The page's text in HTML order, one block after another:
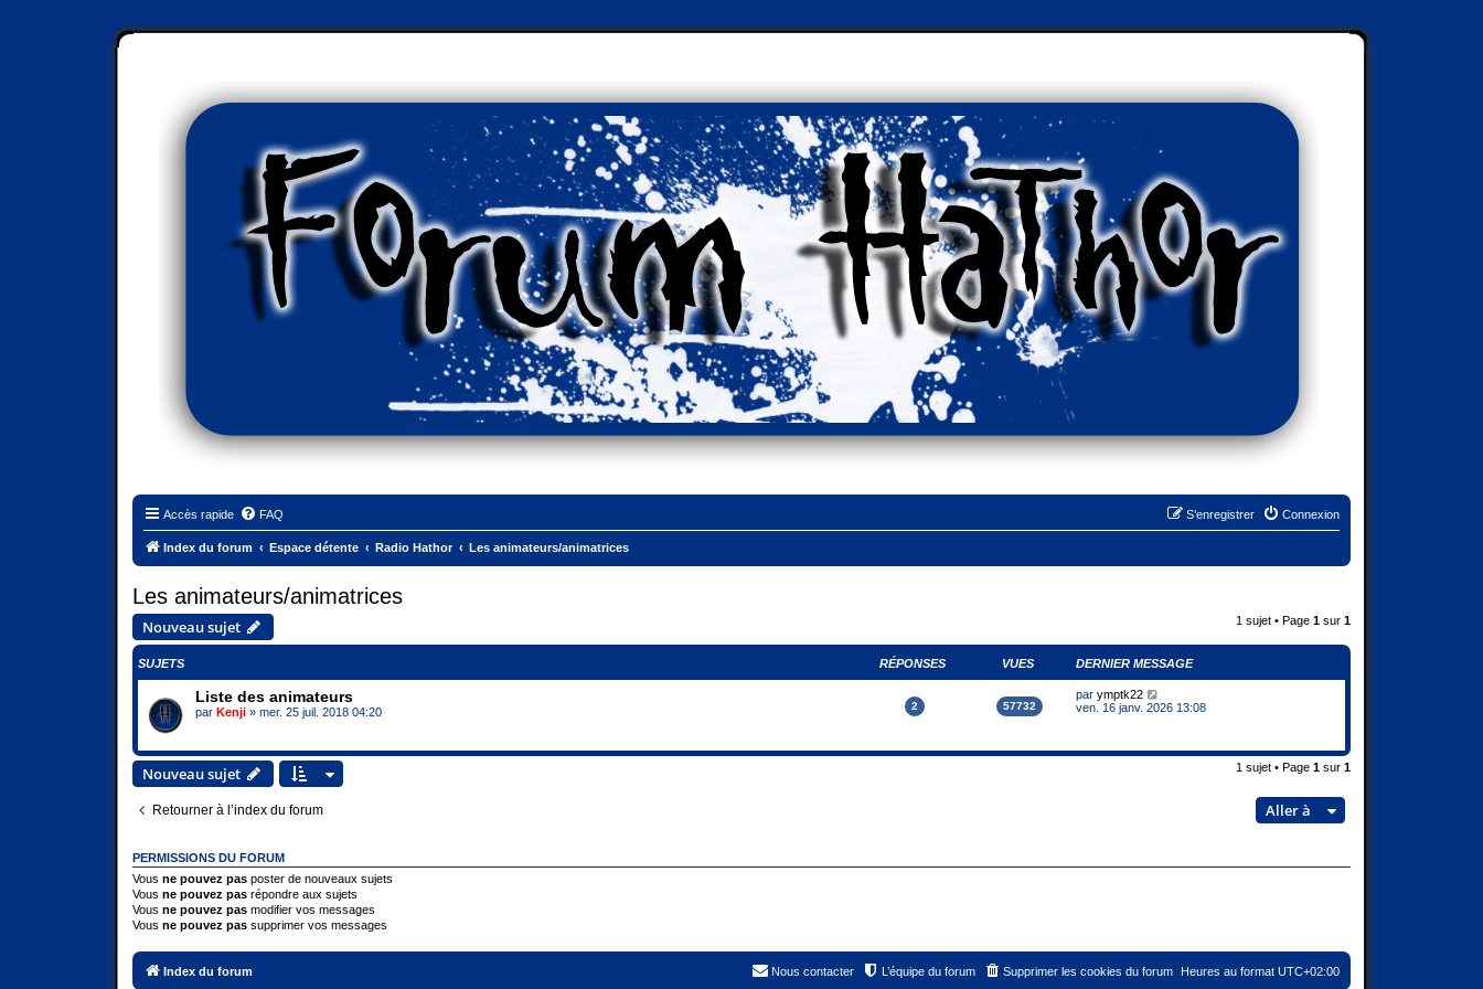
Accès rapide FAQ Connexion
S’enregistrer
Index du forum Espace détente Radio Hathor Les animateurs/animatrices
Les animateurs/animatrices
Nouveau sujet 1 sujet • Page 1 sur 1
SUJETS RÉPONSES VUES DERNIER MESSAGE
Liste des animateurs
par Kenji » mer. 25 juil. 2018 04:20 2 57732
par ymptk22
ven. 16 janv. 2026 13:08
Nouveau sujet 1 sujet • Page 1 sur 1
Retourner à l’index du forum Aller à
PERMISSIONS DU FORUM
Vous ne pouvez pas poster de nouveaux sujets
Vous ne pouvez pas répondre aux sujets
Vous ne pouvez pas modifier vos messages
Vous ne pouvez pas supprimer vos messages
Index du forum Heures au format UTC+02:00
Supprimer les cookies du forum
L’équipe du forum
Nous contacter